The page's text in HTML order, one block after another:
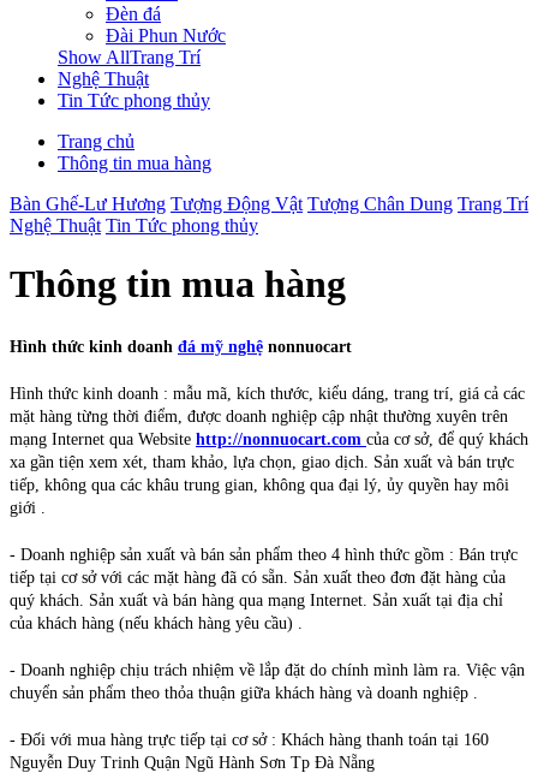
Đèn đá
Đài Phun Nước
Show AllTrang Trí
Nghệ Thuật
Tin Tức phong thủy
Trang chủ
Thông tin mua hàng
Bàn Ghế-Lư Hương Tượng Động Vật Tượng Chân Dung Trang Trí
Nghệ Thuật Tin Tức phong thủy
Thông tin mua hàng
Hình thức kinh doanh đá mỹ nghệ nonnuocart
Hình thức kinh doanh : mẫu mã, kích thước, kiểu dáng, trang trí, giá cả các
mặt hàng từng thời điểm, được doanh nghiệp cập nhật thường xuyên trên
mạng Internet qua Website http://nonnuocart.com của cơ sở, để quý khách
xa gần tiện xem xét, tham khảo, lựa chọn, giao dịch. Sản xuất và bán trực
tiếp, không qua các khâu trung gian, không qua đại lý, ủy quyền hay môi
giới .
- Doanh nghiệp sản xuất và bán sản phẩm theo 4 hình thức gồm : Bán trực
tiếp tại cơ sở với các mặt hàng đã có sẵn. Sản xuất theo đơn đặt hàng của
quý khách. Sản xuất và bán hàng qua mạng Internet. Sản xuất tại địa chỉ
của khách hàng (nếu khách hàng yêu cầu) .
- Doanh nghiệp chịu trách nhiệm về lắp đặt do chính mình làm ra. Việc vận
chuyển sản phẩm theo thỏa thuận giữa khách hàng và doanh nghiệp .
- Đối với mua hàng trực tiếp tại cơ sở : Khách hàng thanh toán tại 160
Nguyễn Duy Trinh Quận Ngũ Hành Sơn Tp Đà Nẵng